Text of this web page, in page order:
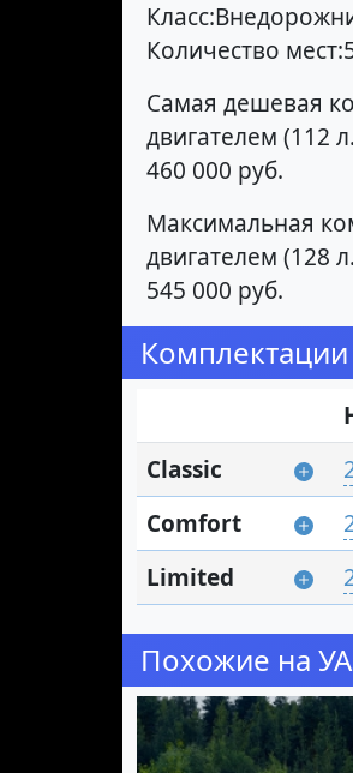
Количество
Самая дешевая
двигателем (112
460 000 руб.
Максимальная
двигателем (128
545 000 руб.
Classic
Comfort
Limited
Похожие на